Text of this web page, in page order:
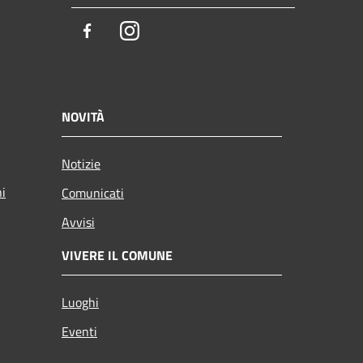
FacebookInstagram
NOVITÀ
Notizie
Comunicati
Avvisi
VIVERE IL COMUNE
Luoghi
Eventi